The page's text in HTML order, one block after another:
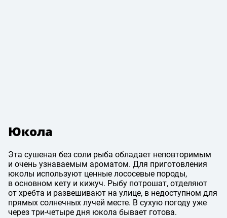
Юкола
Эта сушеная без соли рыба обладает неповторимым
и очень узнаваемым ароматом. Для приготовления
юколы используют ценные лососевые породы,
в основном кету и кижуч. Рыбу потрошат, отделяют
от хребта и развешивают на улице, в недоступном для
прямых солнечных лучей месте. В сухую погоду уже
через три-четыре дня юкола бывает готова.